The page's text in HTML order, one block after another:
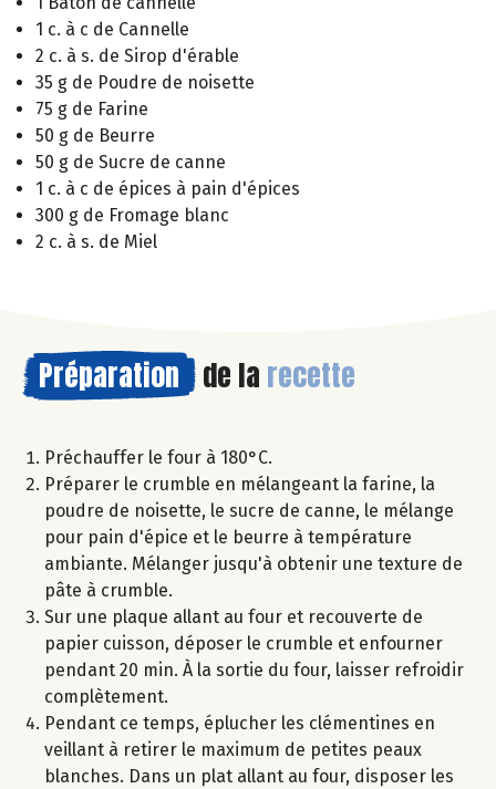
1 c. à c de Cannelle
2 c. à s. de Sirop d'érable
35 g de Poudre de noisette
75 g de Farine
50 g de Beurre
50 g de Sucre de canne
1 c. à c de épices à pain d'épices
300 g de Fromage blanc
2 c. à s. de Miel
Préparation de la recette
Préchauffer le four à 180°C.
Préparer le crumble en mélangeant la farine, la
poudre de noisette, le sucre de canne, le mélange
pour pain d'épice et le beurre à température
ambiante. Mélanger jusqu'à obtenir une texture de
pâte à crumble.
Sur une plaque allant au four et recouverte de
papier cuisson, déposer le crumble et enfourner
pendant 20 min. À la sortie du four, laisser refroidir
complètement.
Pendant ce temps, éplucher les clémentines en
veillant à retirer le maximum de petites peaux
blanches. Dans un plat allant au four, disposer les